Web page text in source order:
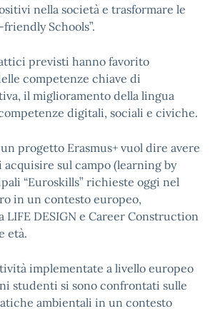
nella società e trasformare le
Schools”.
previsti hanno favorito
competenze chiave di
il miglioramento della lingua
digitali, sociali e civiche.
progetto Erasmus+ vuol dire avere
sul campo (learning by
“Euroskills” richieste oggi nel
in un contesto europeo,
LIFE DESIGN e Career Construction
età.
implementate a livello europeo
studenti si sono confrontati sulle
ambientali in un contesto